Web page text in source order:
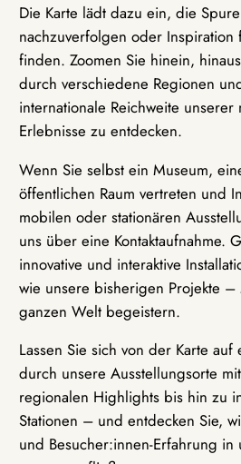
Die Karte lädt dazu ein, die
nachzuverfolgen oder Inspiration
finden. Zoomen Sie hinein,
durch verschiedene Regionen
internationale Reichweite unserer
Erlebnisse zu entdecken.
Wenn Sie selbst ein Museum,
öffentlichen Raum vertreten und
mobilen oder stationären
uns über eine Kontaktaufnahme.
innovative und interaktive
wie unsere bisherigen Projekte
ganzen Welt begeistern.
Lassen Sie sich von der Karte auf
durch unsere Ausstellungsorte
regionalen Highlights bis hin zu
Stationen – und entdecken Sie,
und Besucher:innen-Erfahrung in